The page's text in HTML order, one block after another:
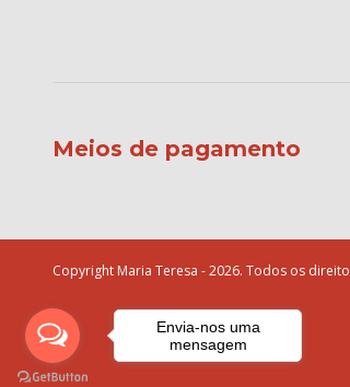
Meios de pagamento
Copyright Maria Teresa - 2026. Todos os
Envia-nos uma
mensagem